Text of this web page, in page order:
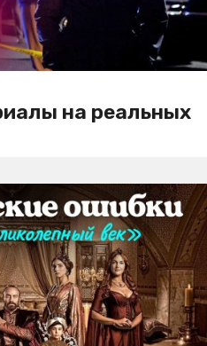
на реальных